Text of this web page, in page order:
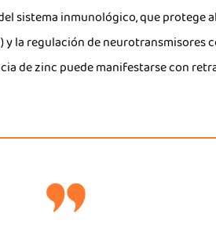
sistema inmunológico, que protege
la regulación de neurotransmisores
de zinc puede manifestarse con